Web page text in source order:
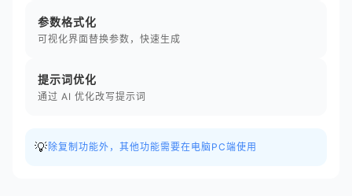
参数格式化
可视化界面替换参数，快速生成
提示词优化
通过 AI 优化改写提示词
💡 除复制功能外，其他功能需要在电脑PC端使用